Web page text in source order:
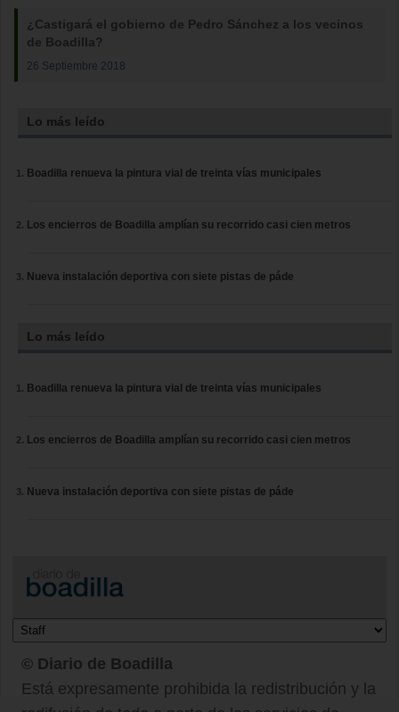
¿Castigará el gobierno de Pedro Sánchez a los vecinos
de Boadilla?
26 Septiembre 2018
Lo más leído
Boadilla renueva la pintura vial de treinta vías municipales
Los encierros de Boadilla amplían su recorrido casi cien metros
Nueva instalación deportiva con siete pistas de páde
Lo más leído
Boadilla renueva la pintura vial de treinta vías municipales
Los encierros de Boadilla amplían su recorrido casi cien metros
Nueva instalación deportiva con siete pistas de páde
© Diario de Boadilla
Está expresamente prohibida la redistribución y la